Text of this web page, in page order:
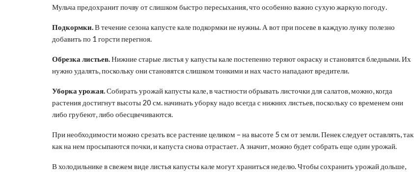
Мульча предохранит почву от слишком быстро пересыхания, что особенно важно сухую жаркую погоду.
Подкормки.В течение сезона капусте кале подкормки не нужны. А вот при посеве в каждую лунку полезно
добавить по 1 горсти перегноя.
Обрезка листьев.Нижние старые листья у капусты кале постепенно теряют окраску и становятся бледными. Их
нужно удалять, поскольку они становятся слишком тонкими и нах часто нападают вредители.
Уборка урожая.Собирать урожай капусты кале, в частности обрывать листочки для салатов, можно, когда
растения достигнут высоты 20 см. начинать уборку надо всегда с нижних листьев, поскольку со временем они
либо грубеют, либо обесцвечиваются.
При необходимости можно срезать все растение целиком – на высоте 5 см от земли. Пенек следует оставлять, так
как на нем просыпаются почки, и капуста снова отрастает. А значит, можно будет собрать еще один урожай.
В холодильнике в свежем виде листья капусты кале могут храниться неделю. Чтобы сохранить урожай дольше,